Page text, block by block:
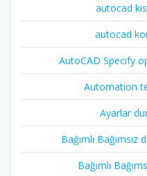
autocad
autocad
AutoCAD Specify
Automation
Ayarlar
Bağımlı
Bağımlı